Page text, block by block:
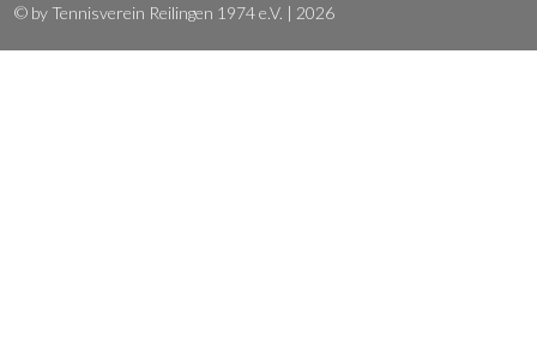
© by Tennisverein Reilingen 1974 e.V. | 2026